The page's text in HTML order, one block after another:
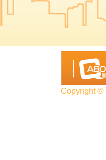
Copyright ©